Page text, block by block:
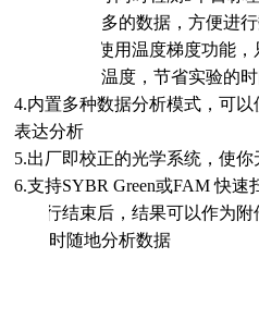
多的数据，方便进
更灵活：使用温度梯度功能
温度，节省实验的
4.内置多种数据分析模式，可
表达分析
5.出厂即校正的光学系统，使
6.支持SYBR Green或FAM快速
运行结束后，结果可以作为
时随地分析数据